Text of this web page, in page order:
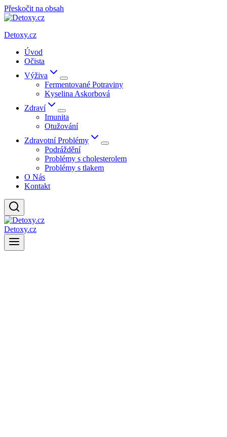
Přeskočit na obsah
Detoxy.cz
Úvod
Očista
Výživa
Fermentované Potraviny
Kyselina Askorbová
Zdraví
Imunita
Otužování
Zdravotní Problémy
Podráždění
Problémy s cholesterolem
Problémy s tlakem
O Nás
Kontakt
Detoxy.cz